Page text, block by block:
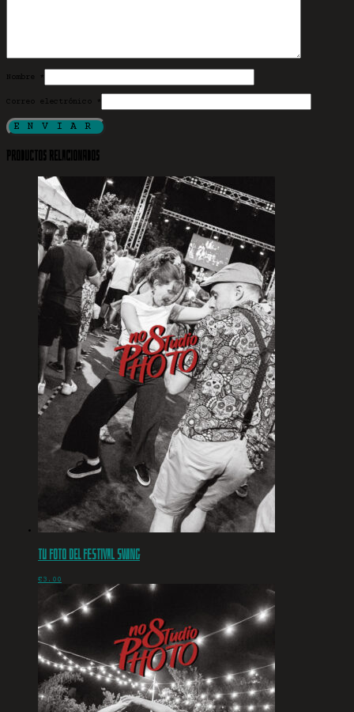
Nombre *
Correo electrónico *
Productos relacionados
Tu foto del Festival Swing
€3.00